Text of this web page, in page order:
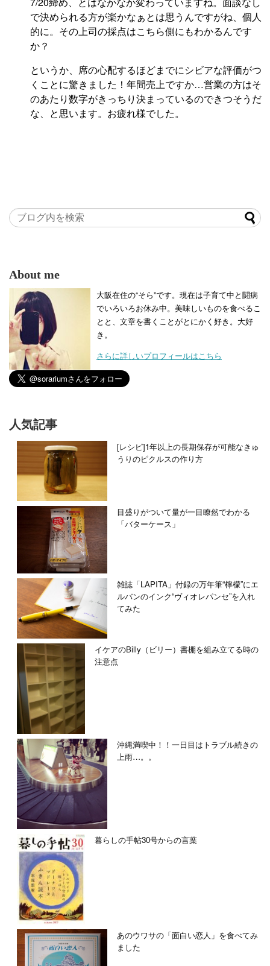
で決められる方が楽かなぁとは思うんですがね、個人
的に。その上司の採点はこちら側にもわかるんです
か？
というか、席の心配するほどまでにシビアな評価がつ
くことに驚きました！年間売上ですか…営業の方はそ
のあたり数字がきっちり決まっているのできつそうだ
な、と思います。お疲れ様でした。
About me
大阪在住の“そら”です。現在は子育て中と闘病
でいろいろお休み中。美味しいものを食べるこ
とと、文章を書くことがとにかく好き。大好
き。
さらに詳しいプロフィールはこちら
人気記事
[レシピ]1年以上の長期保存が可能なきゅ
うりのピクルスの作り方
目盛りがついて量が一目瞭然でわかる
「バターケース」
雑誌「LAPITA」付録の万年筆“檸檬”にエ
ルバンのインク“ヴィオレパンセ”を入れ
てみた
イケアのBilly（ビリー）書棚を組み立てる時の
注意点
沖縄満喫中！！一日目はトラブル続きの
上雨…。。
暮らしの手帖30号からの言葉
あのウワサの「面白い恋人」を食べてみ
ました